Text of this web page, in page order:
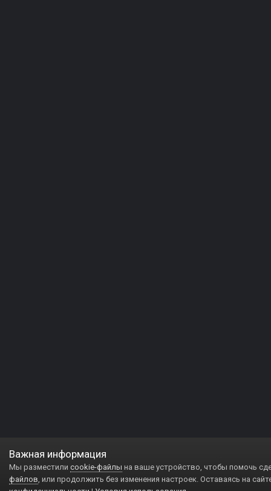
Важная информация
Мы разместили cookie-файлы на ваше устройство, чтобы помочь
файлов, или продолжить без изменения настроек. Оставаясь на